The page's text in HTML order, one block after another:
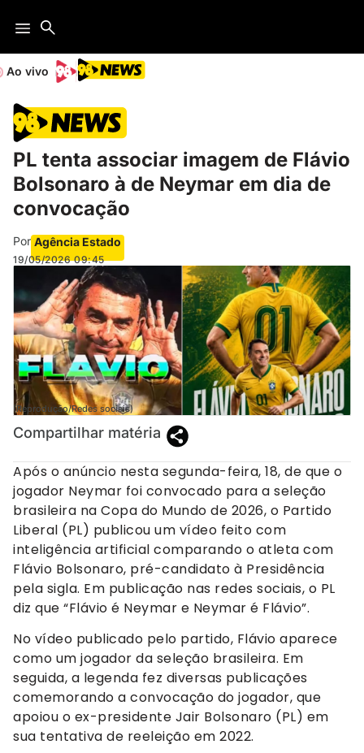
Ao vivo
PL tenta associar imagem de Flávio
Bolsonaro à de Neymar em dia de
convocação
Por Agência Estado
19/05/2026 09:45
(Reprodução/Redes sociais)
Compartilhar matéria
Após o anúncio nesta segunda-feira, 18, de que o
jogador Neymar foi convocado para a seleção
brasileira na Copa do Mundo de 2026, o Partido
Liberal (PL) publicou um vídeo feito com
inteligência artificial comparando o atleta com
Flávio Bolsonaro, pré-candidato à Presidência
pela sigla. Em publicação nas redes sociais, o PL
diz que “Flávio é Neymar e Neymar é Flávio”.
No vídeo publicado pelo partido, Flávio aparece
como um jogador da seleção brasileira. Em
seguida, a legenda fez diversas publicações
comemorando a convocação do jogador, que
apoiou o ex-presidente Jair Bolsonaro (PL) em
sua tentativa de reeleição em 2022.